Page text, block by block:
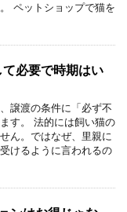
ペットショップで猫を
必要で時期はい
譲渡の条件に「必ず不
す。 法的には飼い猫の
ん。ではなぜ、里親に
けるように言われるの